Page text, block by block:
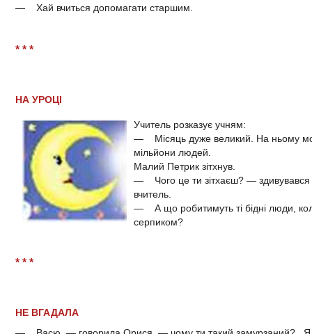
— Хай вчиться допомагати старшим.
* * *
НА УРОЦІ
Учитель розказує учням:
— Місяць дуже великий. На ньому
мільйони людей.
Малий Петрик зітхнув.
— Чого це ти зітхаєш? — здивувався
вчитель.
— А що робитимуть ті бідні люди,
серпиком?
* * *
НЕ ВГАДАЛА